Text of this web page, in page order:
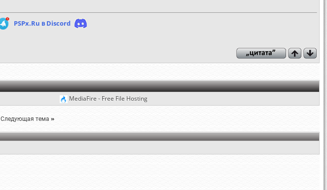
PSPx.Ru в Discord
MediaFire - Free File Hosting
Следующая тема »